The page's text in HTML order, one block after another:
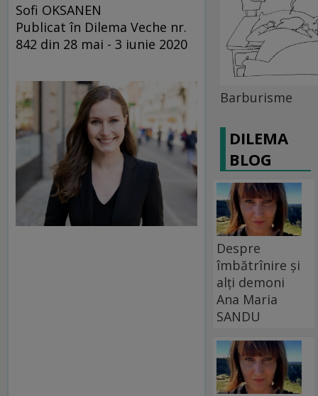
Sofi OKSANEN
Publicat în Dilema Veche nr.
842 din 28 mai - 3 iunie 2020
Barburisme
DILEMA
BLOG
Despre
îmbătrînire și
alți demoni
Ana Maria
SANDU